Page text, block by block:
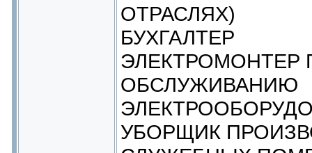
ОТРАСЛЯХ)
БУХГАЛТЕР
ЭЛЕКТРОМОНТЕР
ОБСЛУЖИВАНИЮ
УБОРЩИК